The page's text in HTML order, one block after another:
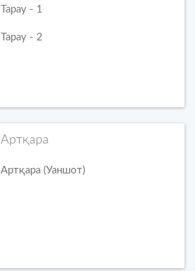
Тарау - 1
Тарау - 2
Артқара
Артқара (Уаншот)